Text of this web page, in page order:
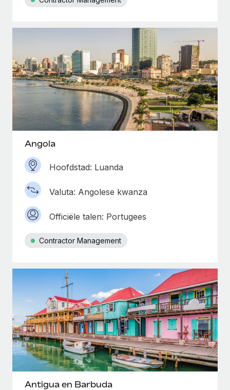
Angola
Hoofdstad: Luanda
Valuta: Angolese kwanza
Officiële talen: Portugees
Contractor Management
Antigua en Barbuda